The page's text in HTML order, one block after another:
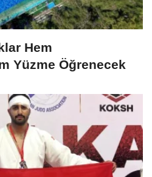
Hem
Yüzme Öğrenecek